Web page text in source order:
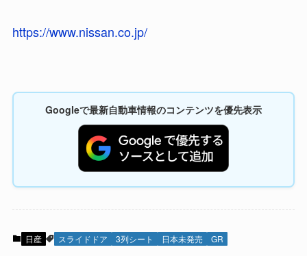
https://www.nissan.co.jp/
Googleで最新自動車情報のコンテンツを優先表示
日産 スライドドア 3列シート 日本未発売 GR